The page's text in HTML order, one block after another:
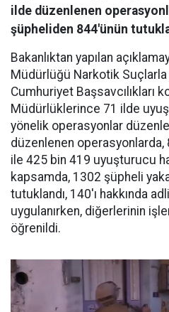
ilde düzenlenen
şüpheliden 844'ünün
Bakanlıktan yapılan
Müdürlüğü Narkotik Suçlarla
Cumhuriyet Başsavcılıkları
Müdürlüklerince 71 ilde
yönelik operasyonlar
düzenlenen
ile 425 bin 419 uyuşturucu
kapsamda, 1302 şüpheli
tutuklandı, 140'ı hakkında
uygulanırken, diğerlerinin
öğrenildi.